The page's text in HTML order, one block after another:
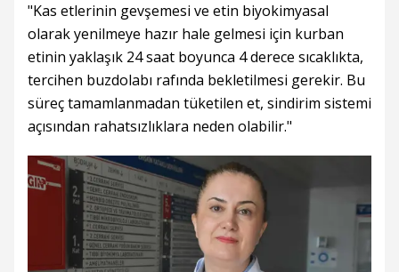
"Kas etlerinin gevşemesi ve etin biyokimyasal
olarak yenilmeye hazır hale gelmesi için kurban
etinin yaklaşık 24 saat boyunca 4 derece sıcaklıkta,
tercihen buzdolabı rafında bekletilmesi gerekir. Bu
süreç tamamlanmadan tüketilen et, sindirim sistemi
açısından rahatsızlıklara neden olabilir."